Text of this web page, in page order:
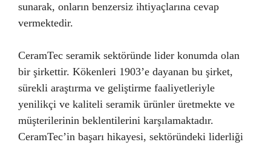
sunarak, onların benzersiz ihtiyaçlarına cevap
vermektedir.
CeramTec seramik sektöründe lider konumda olan
bir şirkettir. Kökenleri 1903’e dayanan bu şirket,
sürekli araştırma ve geliştirme faaliyetleriyle
yenilikçi ve kaliteli seramik ürünler üretmekte ve
müşterilerinin beklentilerini karşılamaktadır.
CeramTec’in başarı hikayesi, sektöründeki liderliği